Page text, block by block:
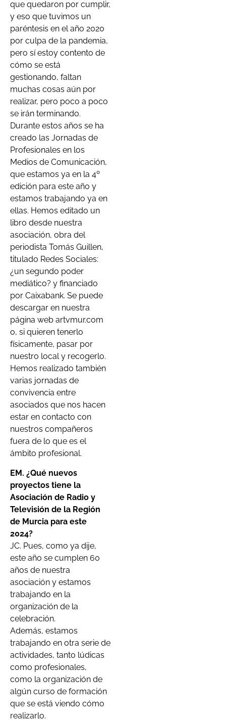
que quedaron por cumplir,
y eso que tuvimos un
paréntesis en el año 2020
por culpa de la pandemia,
pero sí estoy contento de
cómo se está
gestionando, faltan
muchas cosas aún por
realizar, pero poco a poco
se irán terminando.
Durante estos años se ha
creado las Jornadas de
Profesionales en los
Medios de Comunicación,
que estamos ya en la 4º
edición para este año y
estamos trabajando ya en
ellas. Hemos editado un
libro desde nuestra
asociación, obra del
periodista Tomás Guillen,
titulado Redes Sociales:
¿un segundo poder
mediático? y financiado
por Caixabank. Se puede
descargar en nuestra
página web artvmur.com
o, si quieren tenerlo
físicamente, pasar por
nuestro local y recogerlo.
Hemos realizado también
varias jornadas de
convivencia entre
asociados que nos hacen
estar en contacto con
nuestros compañeros
fuera de lo que es el
ámbito profesional.
EM. ¿Qué nuevos
proyectos tiene la
Asociación de Radio y
Televisión de la Región
de Murcia para este
2024?
JC. Pues, como ya dije,
este año se cumplen 60
años de nuestra
asociación y estamos
trabajando en la
organización de la
celebración.
Además, estamos
trabajando en otra serie de
actividades, tanto lúdicas
como profesionales,
como la organización de
algún curso de formación
que se está viendo cómo
realizarlo.